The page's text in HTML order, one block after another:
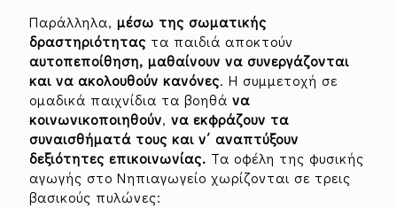
Παράλληλα, μέσω της σωματικής
δραστηριότητας τα παιδιά αποκτούν
αυτοπεποίθηση, μαθαίνουν να συνεργάζονται
και να ακολουθούν κανόνες. Η συμμετοχή σε
ομαδικά παιχνίδια τα βοηθά να
κοινωνικοποιηθούν, να εκφράζουν τα
συναισθήματά τους και ν΄ αναπτύξουν
δεξιότητες επικοινωνίας. Τα οφέλη της φυσικής
αγωγής στο Νηπιαγωγείο χωρίζονται σε τρεις
βασικούς πυλώνες: